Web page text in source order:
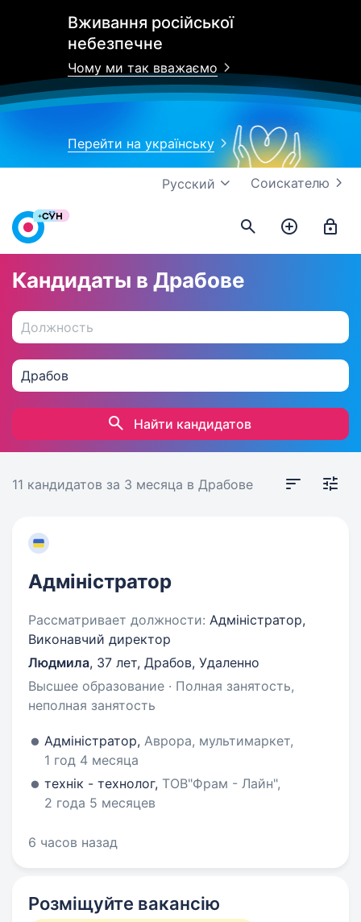
Вживання російської
небезпечне
Чому ми так вважаємо
Перейти на українську
Соискателю
Русский
Кандидаты в Драбове
Найти кандидатов
11 кандидатов за 3 месяца в Драбове
Адміністратор
Рассматривает должности: Адміністратор,
Виконавчий директор
Людмила, 37 лет, Драбов, Удаленно
Высшее образование · Полная занятость,
неполная занятость
Адміністратор, Аврора, мультимаркет,
1 год 4 месяца
технік - технолог, ТОВ"Фрам - Лайн",
2 года 5 месяцев
6 часов назад
Розміщуйте вакансію